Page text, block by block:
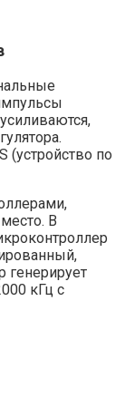
(устройство по
В
генерирует
кГц с